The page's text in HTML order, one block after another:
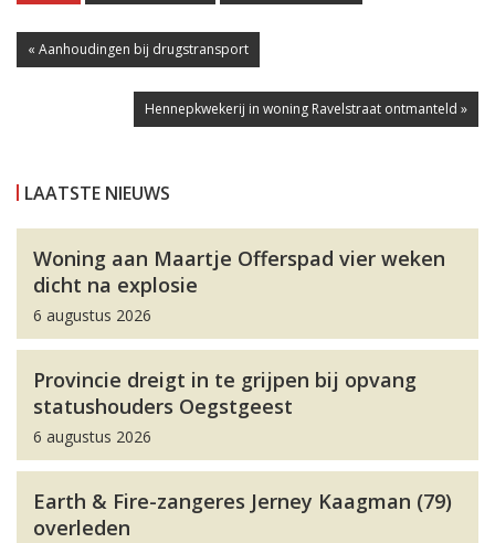
« Aanhoudingen bij drugstransport
Hennepkwekerij in woning Ravelstraat ontmanteld »
LAATSTE NIEUWS
Woning aan Maartje Offerspad vier weken
dicht na explosie
6 augustus 2026
Provincie dreigt in te grijpen bij opvang
statushouders Oegstgeest
6 augustus 2026
Earth & Fire-zangeres Jerney Kaagman (79)
overleden